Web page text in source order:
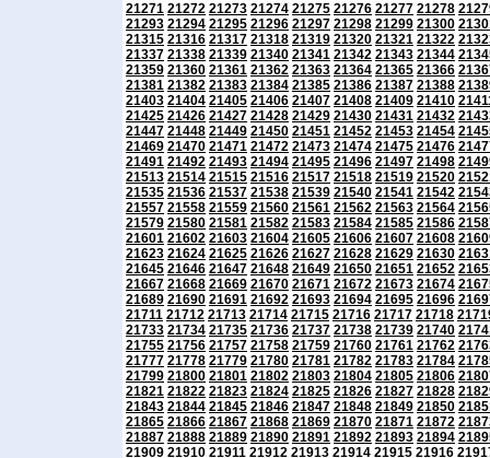
21271 21272 21273 21274 21275 21276 21277 21278
21293 21294 21295 21296 21297 21298 21299 21300
21315 21316 21317 21318 21319 21320 21321 21322
21337 21338 21339 21340 21341 21342 21343 21344
21359 21360 21361 21362 21363 21364 21365 21366
21381 21382 21383 21384 21385 21386 21387 21388
21403 21404 21405 21406 21407 21408 21409 21410
21425 21426 21427 21428 21429 21430 21431 21432
21447 21448 21449 21450 21451 21452 21453 21454
21469 21470 21471 21472 21473 21474 21475 21476
21491 21492 21493 21494 21495 21496 21497 21498
21513 21514 21515 21516 21517 21518 21519 21520
21535 21536 21537 21538 21539 21540 21541 21542
21557 21558 21559 21560 21561 21562 21563 21564
21579 21580 21581 21582 21583 21584 21585 21586
21601 21602 21603 21604 21605 21606 21607 21608
21623 21624 21625 21626 21627 21628 21629 21630
21645 21646 21647 21648 21649 21650 21651 21652
21667 21668 21669 21670 21671 21672 21673 21674
21689 21690 21691 21692 21693 21694 21695 21696
21711 21712 21713 21714 21715 21716 21717 21718
21733 21734 21735 21736 21737 21738 21739 21740
21755 21756 21757 21758 21759 21760 21761 21762
21777 21778 21779 21780 21781 21782 21783 21784
21799 21800 21801 21802 21803 21804 21805 21806
21821 21822 21823 21824 21825 21826 21827 21828
21843 21844 21845 21846 21847 21848 21849 21850
21865 21866 21867 21868 21869 21870 21871 21872
21887 21888 21889 21890 21891 21892 21893 21894
21909 21910 21911 21912 21913 21914 21915 21916